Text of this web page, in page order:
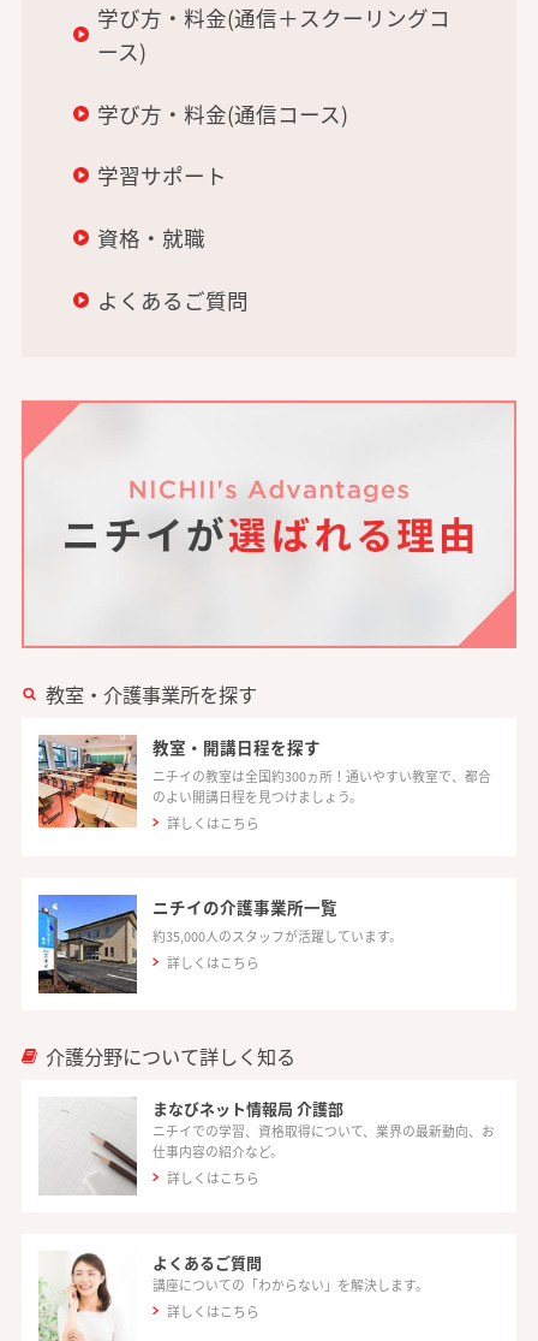
学び方・料金(通信＋スクーリングコ
ース)
学び方・料金(通信コース)
学習サポート
資格・就職
よくあるご質問
教室・介護事業所を探す
教室・開講日程を探す
ニチイの教室は全国約300ヵ所！通いやすい教室で、都合
のよい開講日程を見つけましょう。
詳しくはこちら
ニチイの介護事業所一覧
約35,000人のスタッフが活躍しています。
詳しくはこちら
介護分野について詳しく知る
まなびネット情報局 介護部
ニチイでの学習、資格取得について、業界の最新動向、お
仕事内容の紹介など。
詳しくはこちら
よくあるご質問
講座についての「わからない」を解決します。
詳しくはこちら